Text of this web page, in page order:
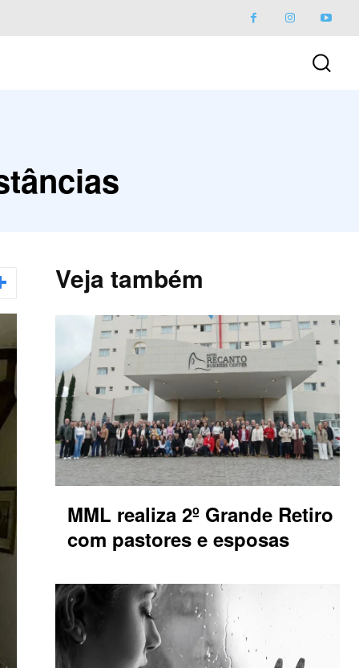
Veja também
MML realiza 2º Grande Retiro
com pastores e esposas